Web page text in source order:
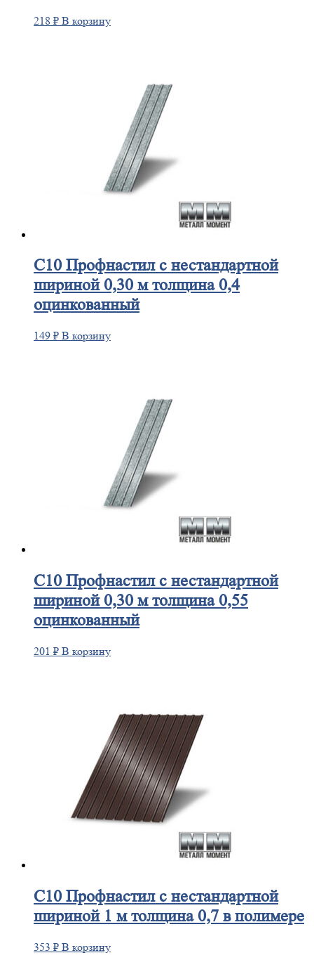
218 ₽ В корзину
С10Профнастил с нестандартной
шириной 0,30 м толщина 0,4
оцинкованный
149 ₽ В корзину
С10Профнастил с нестандартной
шириной 0,30 м толщина 0,55
оцинкованный
201 ₽ В корзину
С10Профнастил с нестандартной
шириной 1 м толщина 0,7 в полимере
353 ₽ В корзину